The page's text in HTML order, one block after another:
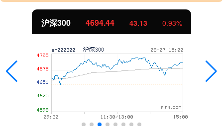
沪深300 4694.44 43.13 0.93%